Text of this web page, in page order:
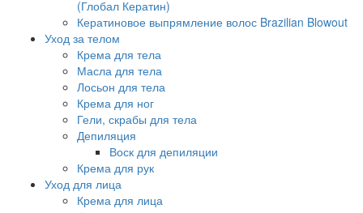
(Глобал Кератин)
Кератиновое выпрямление волос Brazilian Blowout
Уход за телом
Крема для тела
Масла для тела
Лосьон для тела
Крема для ног
Гели, скрабы для тела
Депиляция
Воск для депиляции
Крема для рук
Уход для лица
Крема для лица